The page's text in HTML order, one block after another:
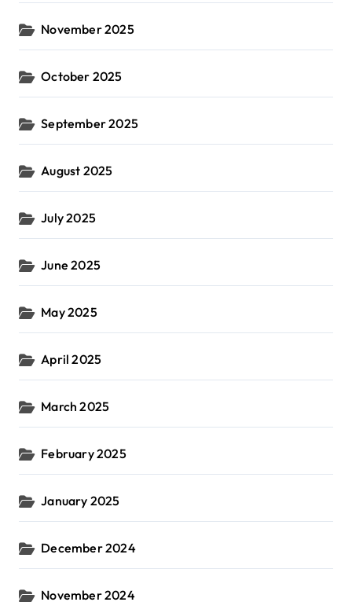
November 2025
October 2025
September 2025
August 2025
July 2025
June 2025
May 2025
April 2025
March 2025
February 2025
January 2025
December 2024
November 2024